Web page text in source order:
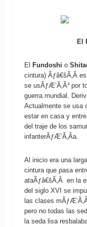
El
El Fundoshi o
cintura) Ãƒâ€šÃ‚Â
se usÃƒÆ’Ã‚Â³ por
guerra mundial.
Actualmente se usa
estar en casa y
del traje de los
infanterÃƒÆ’Ã‚Â­a.
Al inicio era una
cintura que pasa
ataÃƒâ€šÃ‚Â en la
del siglo XVI se
las clases
pero no todas las
la seda lisa